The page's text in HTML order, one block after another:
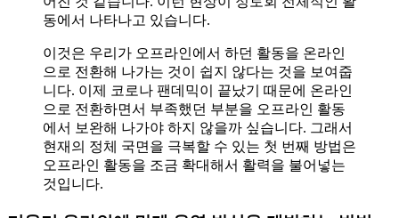
동에서 나타나고 있습니다.
이것은 우리가 오프라인에서 하던 활동을 온라인
으로 전환해 나가는 것이 쉽지 않다는 것을 보여줍
니다. 이제 코로나 팬데믹이 끝났기 때문에 온라인
으로 전환하면서 부족했던 부분을 오프라인 활동
에서 보완해 나가야 하지 않을까 싶습니다. 그래서
현재의 정체 국면을 극복할 수 있는 첫 번째 방법은
오프라인 활동을 조금 확대해서 활력을 불어넣는
것입니다.